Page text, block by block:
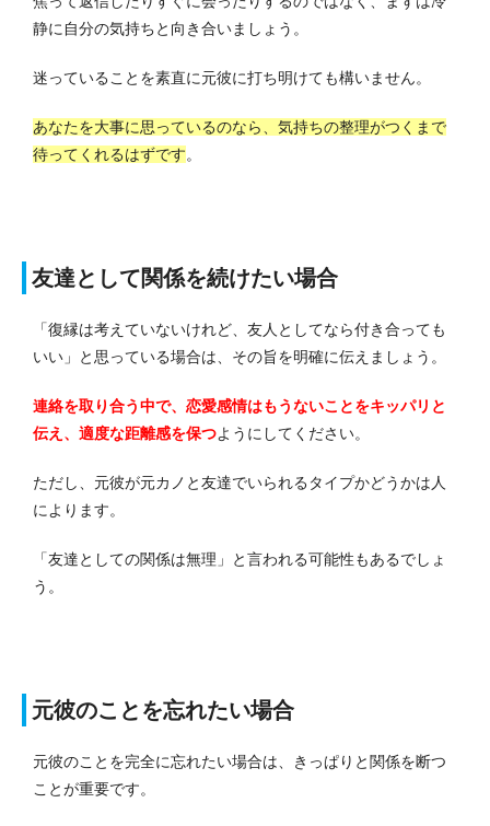
静に自分の気持ちと向き合いましょう。
迷っていることを素直に元彼に打ち明けても構いません。
あなたを大事に思っているのなら、気持ちの整理がつくまで
待ってくれるはずです。
友達として関係を続けたい場合
「復縁は考えていないけれど、友人としてなら付き合っても
いい」と思っている場合は、その旨を明確に伝えましょう。
連絡を取り合う中で、恋愛感情はもうないことをキッパリと
伝え、適度な距離感を保つようにしてください。
ただし、元彼が元カノと友達でいられるタイプかどうかは人
によります。
「友達としての関係は無理」と言われる可能性もあるでしょ
う。
元彼のことを忘れたい場合
元彼のことを完全に忘れたい場合は、きっぱりと関係を断つ
ことが重要です。